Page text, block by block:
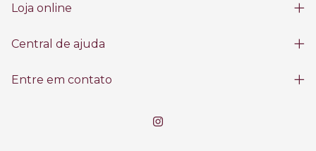
Loja online
Central de ajuda
Entre em contato